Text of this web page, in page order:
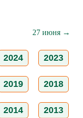
27 июня →
2024 2023
2019 2018
2014 2013